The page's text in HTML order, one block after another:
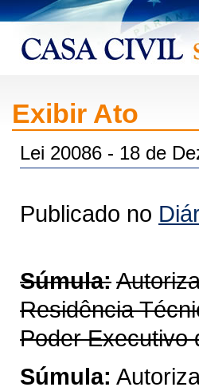
Exibir Ato
Lei 20086 - 18 de
Publicado no
Súmula:
Residência
Poder Executivo
Súmula: